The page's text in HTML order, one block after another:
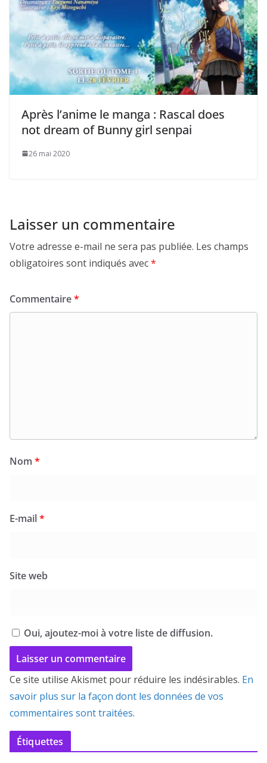
Après l’anime le manga : Rascal does
not dream of Bunny girl senpai
26 mai 2020
Laisser un commentaire
Votre adresse e-mail ne sera pas publiée. Les champs
obligatoires sont indiqués avec*
Commentaire*
Nom *
E-mail*
Site web
Oui, ajoutez-moi à votre liste de diffusion.
Ce site utilise Akismet pour réduire les indésirables. En
savoir plus sur la façon dont les données de vos
commentaires sont traitées.
Étiquettes